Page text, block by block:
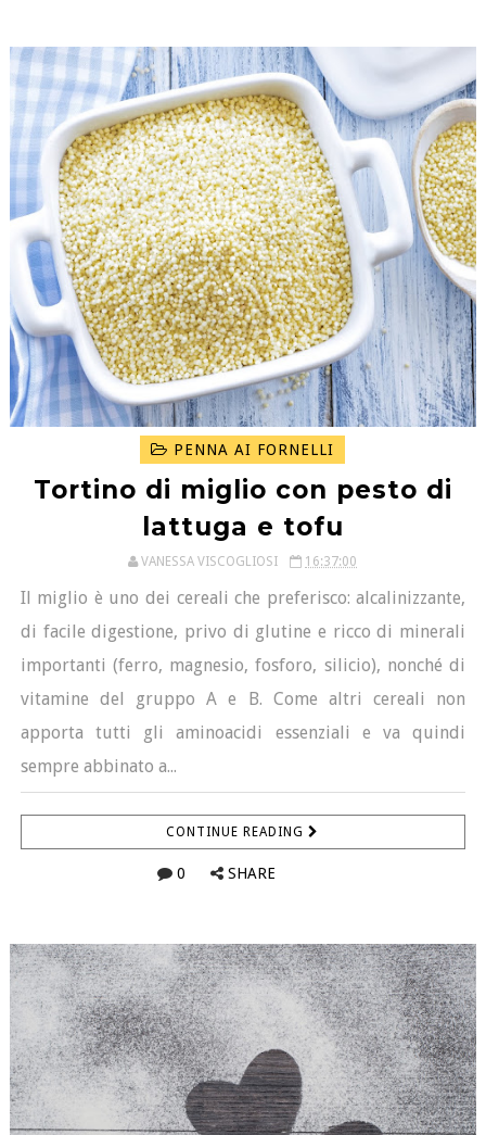
PENNA AI FORNELLI
Tortino di miglio con pesto di
lattuga e tofu
VANESSA VISCOGLIOSI 16:37:00
Il miglio è uno dei cereali che preferisco: alcalinizzante,
di facile digestione, privo di glutine e ricco di minerali
importanti (ferro, magnesio, fosforo, silicio), nonché di
vitamine del gruppo A e B. Come altri cereali non
apporta tutti gli aminoacidi essenziali e va quindi
sempre abbinato a...
CONTINUE READING
0 SHARE